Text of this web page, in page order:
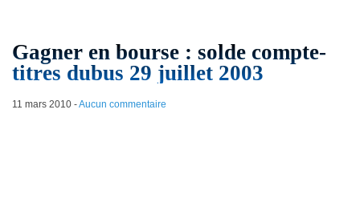
Gagner en bourse : solde compte-
titres dubus 29 juillet 2003
11 mars 2010-Aucun commentaire